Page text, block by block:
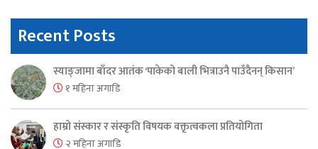
Recent Posts
स्याङ्जामा बाँदर आतंक ‘पाकेको बाली भित्राउनै पाउँदैनन् किसान’
१ महिना अगाडि
हाम्रो संस्कार र संस्कृति विषयक वक्तृत्वकला प्रतियोगिता
२ महिना अगाडि